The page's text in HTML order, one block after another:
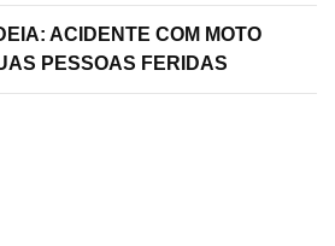
ACIDENTE COM MOTO
PESSOAS FERIDAS